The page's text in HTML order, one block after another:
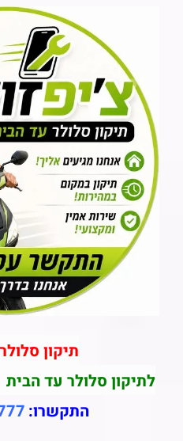
תיקון
לתיקון סלולר עד
התקשרו: